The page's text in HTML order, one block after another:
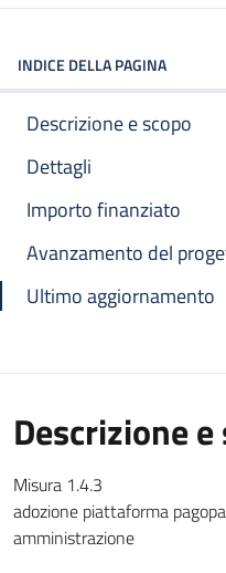
INDICE DELLA PAGINA
Descrizione e scopo
Dettagli
Importo finanziato
Avanzamento del
Ultimo aggiornamento
Descrizione e
Misura 1.4.3
adozione piattaforma
amministrazione